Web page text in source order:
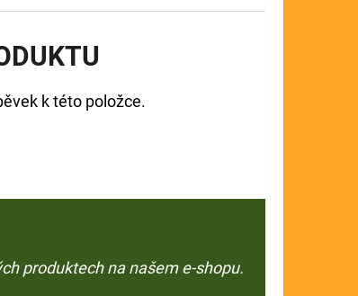
k této položce.
produktech na našem e-shopu.